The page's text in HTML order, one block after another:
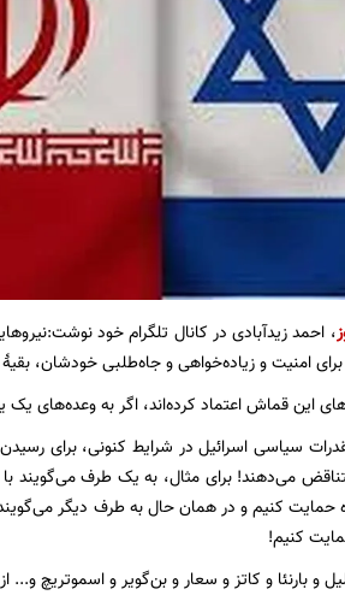
، احمد زیدآبادی در کانال تلگرام خود
امنیت و زیاده‌خواهی و جاه‌طلبی خودشان،
این قماش اعتماد کرده‌اند، اگر به وعده‌های
سیاسی اسرائیل در شرایط کنونی، برای رسیدن
می‌دهند! برای مثال، به یک طرف می‌گویند
کنیم و در همان حال به طرف دیگر
کنیم!
و بارنئا و کاتز و سعار و بن‌گویر و اسموتریچ و...